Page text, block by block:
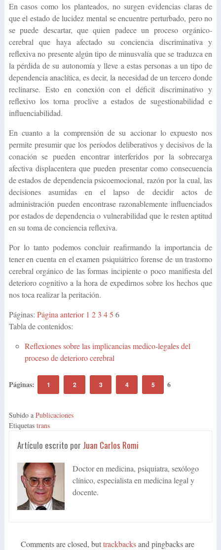
En casos como los planteados, no surgen evidencias claras de
que el estado de lucidez mental se encuentre perturbado, pero no
se puede descartar, que quien padece un proceso orgánico-
cerebral que haya afectado su conciencia discriminativa y
reflexiva no presente algún tipo de minusvalía que se traduzca en
la pérdida de su autonomía y lleve a estas personas a un tipo de
dependencia anaclítica, es decir, la necesidad de un tercero donde
reclinarse. Esto en conexión con el déficit discriminativo y
reflexivo los torna proclive a estados de sugestionabilidad e
influenciabilidad.
En cuanto a la comprensión de su accionar lo expuesto nos
permite presumir que los períodos deliberativos y decisivos de la
conación se pueden encontrar interferidos por la sobrecarga
afectiva displacentera que pueden presentar como consecuencia
de estados de dependencia psicoemocional, razón por la cual, las
decisiones asumidas en el lapso de decidir actos de
administración pueden encontrase razonablemente influenciados
por estados de dependencia o vulnerabilidad que le resten aptitud
en su toma de conciencia reflexiva.
Por lo tanto podemos concluir reafirmando la importancia de
tener en cuenta en el examen psiquiátrico forense de un trastorno
cerebral orgánico de las formas incipiente o poco manifiesta del
deterioro cognitivo a la hora de expedirnos sobre los hechos que
nos toca realizar la peritación.
Páginas: Página anterior 1 2 3 4 5 6
Tabla de contenidos:
Reflexiones sobre las implicancias medico-legales del
proceso de deterioro cerebral
Páginas: 1 2 3 4 5 6
Subido a Publicaciones
Etiquetas trans
Artículo escrito por Juan Carlos Romi
Doctor en medicina, psiquiatra, sexólogo
clínico, especialista en medicina legal y
docente.
Comments are closed, buttrackbacksand pingbacks are